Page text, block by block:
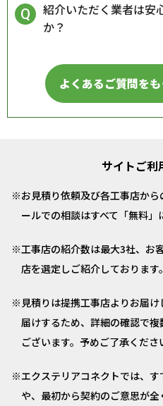
紹介いただく業者は安
か？
よくあるご質問を
サイトご利
お見積り依頼及び各工事店か
ールでの相談はすべて「無料」
工事店の紹介数は最大3社、お
店を選定しご紹介しております。
見積りは提携工事店よりお届
届けするため、詳細の確認で
ございます。予めご了承くださ
エクステリアコネクトでは、
や、最初から契約のご意思が